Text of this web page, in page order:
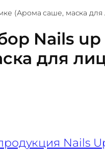
(Арома саше, маска
Nails
для
Nails